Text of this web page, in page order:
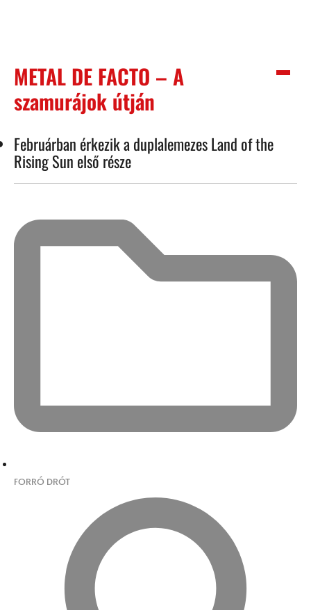
METAL DE FACTO – A
szamurájok útján
Februárban érkezik a duplalemezes Land of the
Rising Sun első része
FORRÓ DRÓT